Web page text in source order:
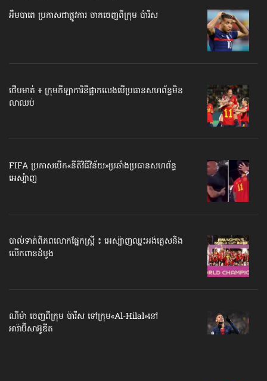
អឹមបាពេ ប្រកាសជាផ្លូវការ ចាកចេញពីក្រុម ប៉ារីស
ថើបមាត់ ៖ ក្រុមកីឡាការិនី​ផ្អាកលេង​​បើប្រធានសហព័ន្ធ​មិន
លាឈប់
FIFA ប្រកាសបើក​«នីតិវិធីវិន័យ»​ប្រឆាំងប្រធានសហព័ន្ធ​
អេស្ប៉ាញ
បាល់ទាត់​ពិភពលោក​ផ្នែកស្ត្រី ៖ អេស្ប៉ាញ​ឈ្នះអង់គ្លេស​និង
លើកពានដំបូង
ណីម៉ា ចេញ​ពីក្រុម ប៉ារីស ទៅក្រុម​«Al-Hilal»​នៅ
អារ៉ាប៊ីសាអ៊ូឌីត